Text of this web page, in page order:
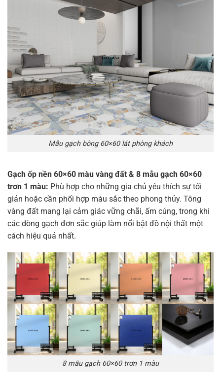
Mẫu gạch bông 60×60 lát phòng khách
Gạch ốp nền 60×60 màu vàng đất & 8 mẫu gạch 60×60
trơn 1 màu: Phù hợp cho những gia chủ yêu thích sự tối
giản hoặc cần phối hợp màu sắc theo phong thủy. Tông
vàng đất mang lại cảm giác vững chãi, ấm cúng, trong khi
các dòng gạch đơn sắc giúp làm nổi bật đồ nội thất một
cách hiệu quả nhất.
8 mẫu gạch 60×60 trơn 1 màu